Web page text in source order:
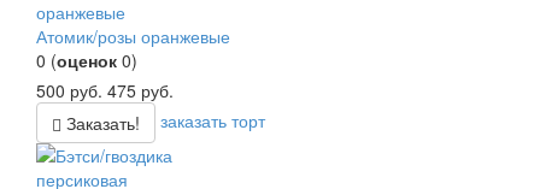
Атомик/розы оранжевые
0 (оценок 0)
500 руб. 475 руб.
Заказать!
заказать торт